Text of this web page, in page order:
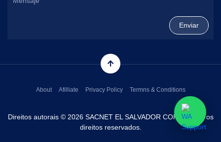
Direitos autorais © 2026 SACNET EL SALVADOR CORP. Todos os
direitos reservados.
About Afilliate Privacy Policy Termns & Conditions